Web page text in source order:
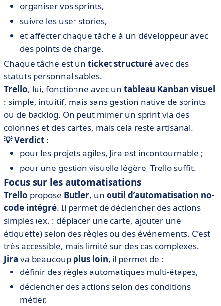
organiser vos sprints,
suivre les user stories,
et affecter chaque tâche à un développeur avec
des points de charge.
Chaque tâche est un ticketstructuréavec des
statuts personnalisables.
Trello, lui, fonctionne avec un tableau Kanban visuel
: simple, intuitif, mais sans gestion native de sprints
ou de backlog. On peut mimer un sprint via des
colonnes et des cartes, mais cela reste artisanal.
💡 Verdict :
pour les projets agiles, Jira est incontournable ;
pour une gestion visuelle légère, Trello suffit.
Focus sur les automatisations
Trello propose Butler, un outil d’automatisation no-
code intégré. Il permet de déclencher des actions
simples (ex. : déplacer une carte, ajouter une
étiquette) selon des règles ou des événements. C’est
très accessible, mais limité sur des cas complexes.
Jira va beaucoup plus loin, il permet de :
définir des règles automatiques multi-étapes,
déclencher des actions selon des conditions
métier,